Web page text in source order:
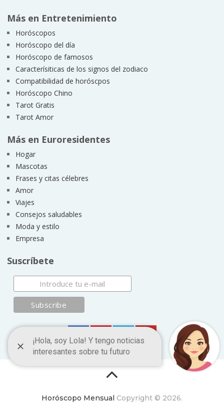
Más en Entretenimiento
Horóscopos
Horóscopo del día
Horóscopo de famosos
Caracterísiticas de los signos del zodiaco
Compatibilidad de horóscpos
Horóscopo Chino
Tarot Gratis
Tarot Amor
Más en Euroresidentes
Hogar
Mascotas
Frases y citas célebres
Amor
Viajes
Consejos saludables
Moda y estilo
Empresa
Suscríbete
Horóscopo Mensual Copyright © 2026.